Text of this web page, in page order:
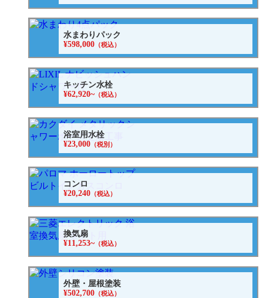
水まわりパック
¥598,000 （税込）
キッチン水栓
¥62,920~（税込）
浴室用水栓
¥23,000 （税別）
コンロ
¥20,240 （税込）
換気扇
¥11,253~（税込）
外壁・屋根塗装
¥502,700 （税込）